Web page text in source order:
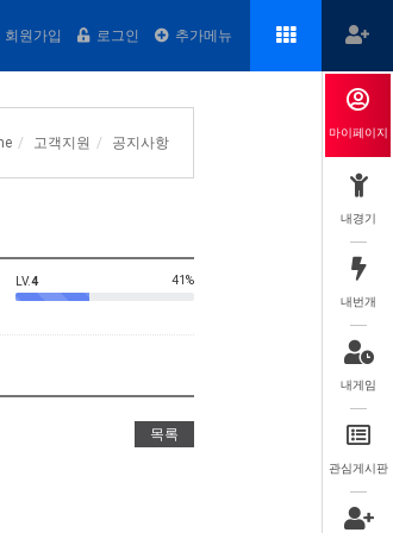
회원가입 로그인 추가메뉴
고객지원 공지사항
LV.4 41%
목록
마이페이지
내경기
내번개
내게임
관심게시판